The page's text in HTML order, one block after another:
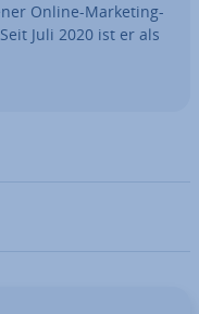
Online-Marketing-
Juli 2020 ist er als